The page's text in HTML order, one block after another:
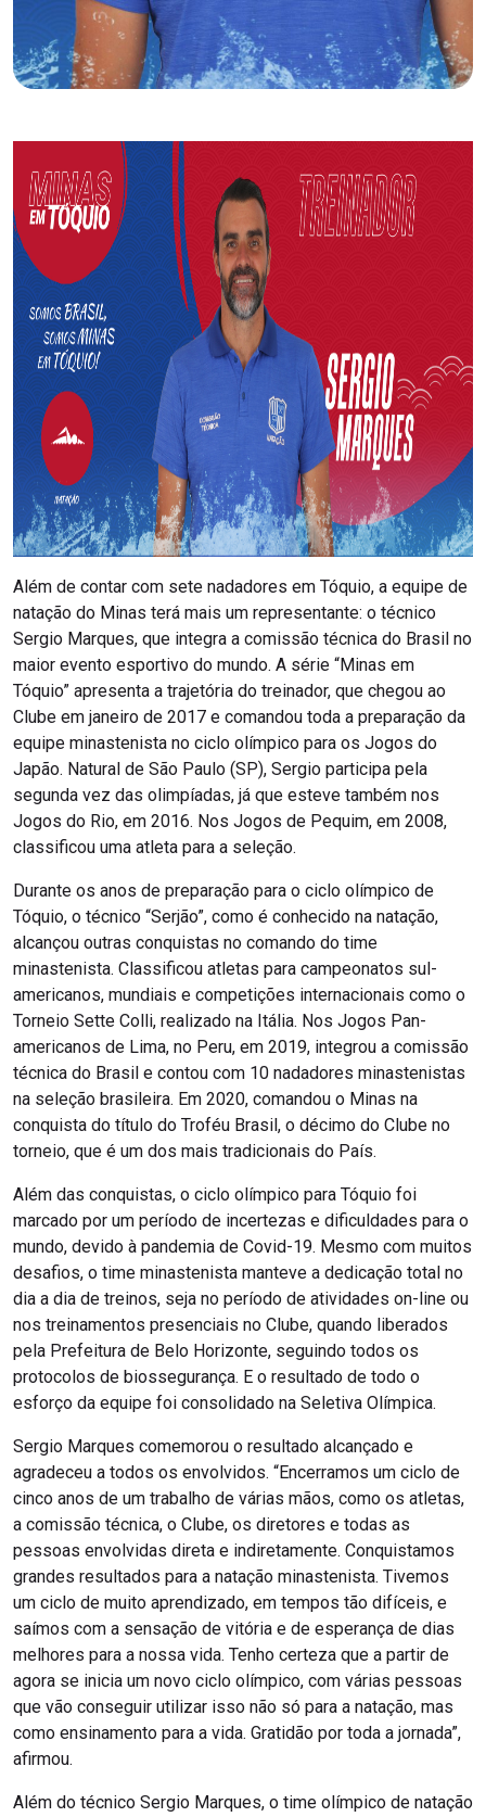
Além de contar com sete nadadores em Tóquio, a equipe de
natação do Minas terá mais um representante: o técnico
Sergio Marques, que integra a comissão técnica do Brasil no
maior evento esportivo do mundo. A série “Minas em
Tóquio” apresenta a trajetória do treinador, que chegou ao
Clube em janeiro de 2017 e comandou toda a preparação da
equipe minastenista no ciclo olímpico para os Jogos do
Japão. Natural de São Paulo (SP), Sergio participa pela
segunda vez das olimpíadas, já que esteve também nos
Jogos do Rio, em 2016. Nos Jogos de Pequim, em 2008,
classificou uma atleta para a seleção.
Durante os anos de preparação para o ciclo olímpico de
Tóquio, o técnico “Serjão”, como é conhecido na natação,
alcançou outras conquistas no comando do time
minastenista. Classificou atletas para campeonatos sul-
americanos, mundiais e competições internacionais como o
Torneio Sette Colli, realizado na Itália. Nos Jogos Pan-
americanos de Lima, no Peru, em 2019, integrou a comissão
técnica do Brasil e contou com 10 nadadores minastenistas
na seleção brasileira. Em 2020, comandou o Minas na
conquista do título do Troféu Brasil, o décimo do Clube no
torneio, que é um dos mais tradicionais do País.
Além das conquistas, o ciclo olímpico para Tóquio foi
marcado por um período de incertezas e dificuldades para o
mundo, devido à pandemia de Covid-19. Mesmo com muitos
desafios, o time minastenista manteve a dedicação total no
dia a dia de treinos, seja no período de atividades on-line ou
nos treinamentos presenciais no Clube, quando liberados
pela Prefeitura de Belo Horizonte, seguindo todos os
protocolos de biossegurança. E o resultado de todo o
esforço da equipe foi consolidado na Seletiva Olímpica.
Sergio Marques comemorou o resultado alcançado e
agradeceu a todos os envolvidos. “Encerramos um ciclo de
cinco anos de um trabalho de várias mãos, como os atletas,
a comissão técnica, o Clube, os diretores e todas as
pessoas envolvidas direta e indiretamente. Conquistamos
grandes resultados para a natação minastenista. Tivemos
um ciclo de muito aprendizado, em tempos tão difíceis, e
saímos com a sensação de vitória e de esperança de dias
melhores para a nossa vida. Tenho certeza que a partir de
agora se inicia um novo ciclo olímpico, com várias pessoas
que vão conseguir utilizar isso não só para a natação, mas
como ensinamento para a vida. Gratidão por toda a jornada”,
afirmou.
Além do técnico Sergio Marques, o time olímpico de natação